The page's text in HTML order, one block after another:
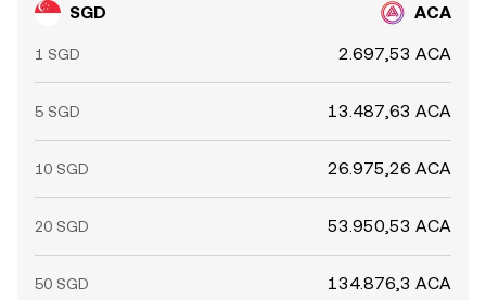
SGD ACA
1 SGD 2.697,53 ACA
5 SGD 13.487,63 ACA
10 SGD 26.975,26 ACA
20 SGD 53.950,53 ACA
50 SGD 134.876,3 ACA